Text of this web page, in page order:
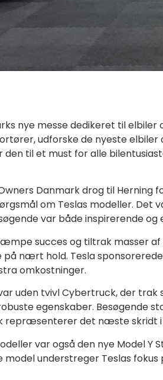
nye messe dedikeret til
udforske de nyeste
den til et must for alle
Danmark drog til Herning
om Teslas modeller. Det
var både inspirerende og
succes og tiltrak masser
på nært hold. Tesla
omkostninger.
uden tvivl Cybertruck, der
egenskaber. Besøgende
repræsenterer det næste skridt i
var også den nye Model
model understreger Teslas